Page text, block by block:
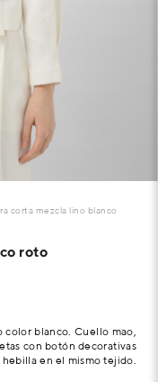
corta mezcla lino blanco
roto
blanco. Cuello mao,
con botón decorativas
en el mismo tejido.